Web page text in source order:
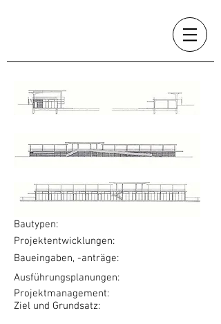
Bautypen:
Projektentwicklungen:
Baueingaben, -anträge:
Ausführungsplanungen:
Projektmanagement:
Ziel und Grundsatz: